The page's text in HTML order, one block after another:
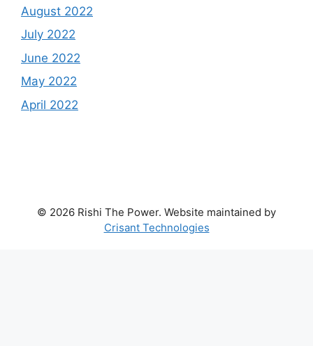
August 2022
July 2022
June 2022
May 2022
April 2022
© 2026 Rishi The Power. Website maintained by
Crisant Technologies